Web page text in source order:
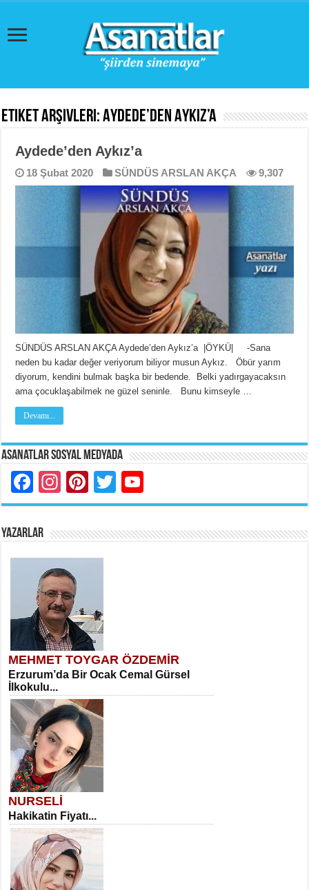
Etiket Arşivleri:Aydede’den Aykız’a
Aydede’den Aykız’a
18 Şubat 2020 SÜNDÜS ARSLAN AKÇA 9,307
SÜNDÜS ARSLAN AKÇA Aydede’den Aykız’a |ÖYKÜ| -Sana
neden bu kadar değer veriyorum biliyor musun Aykız. Öbür yarım
diyorum, kendini bulmak başka bir bedende. Belki yadırgayacaksın
ama çocuklaşabilmek ne güzel seninle. Bunu kimseyle …
Devamı...
Asanatlar Sosyal Medyada
Facebook
Instagram
Pinterest
Twitter
YAZARLAR
MEHMET TOYGAR ÖZDEMİR
Erzurum’da Bir Ocak Cemal Gürsel
İlkokulu...
NURSELİ
Hakikatin Fiyatı...